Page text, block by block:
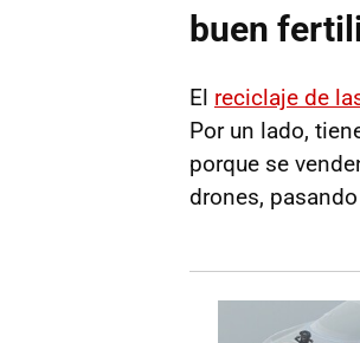
buen
El reciclaje de
Por un lado,
porque se
drones,